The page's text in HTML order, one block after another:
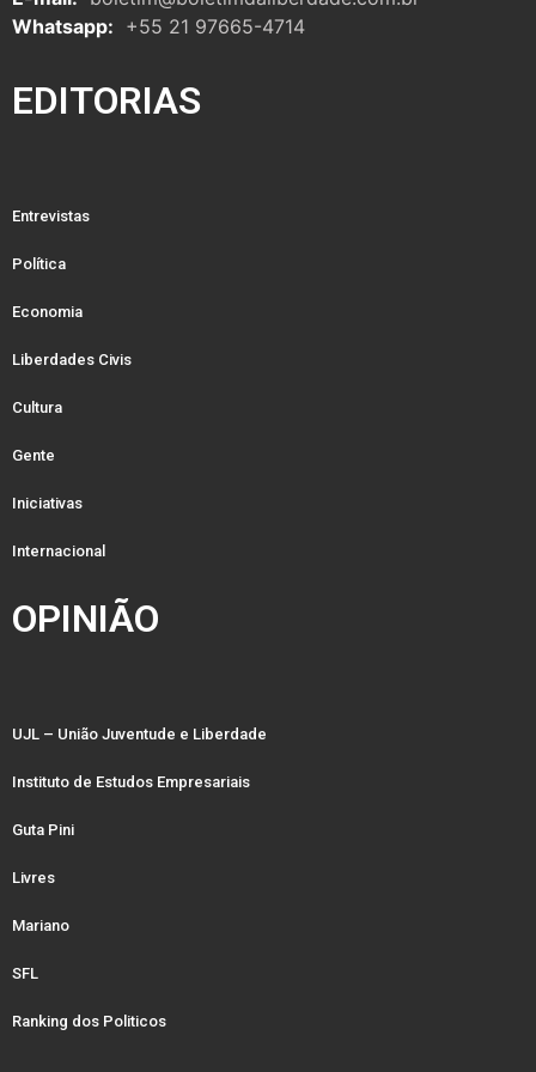
Whatsapp: +55 21 97665-4714
EDITORIAS
Entrevistas
Política
Economia
Liberdades Civis
Cultura
Gente
Iniciativas
Internacional
OPINIÃO
UJL – União Juventude e Liberdade
Instituto de Estudos Empresariais
Guta Pini
Livres
Mariano
SFL
Ranking dos Politicos